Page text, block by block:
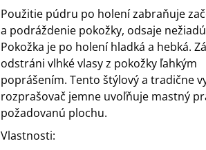
Použitie púdru po holení zabraňuje
a podráždenie pokožky, odsaje
Pokožka je po holení hladká a hebká.
odstráni vlhké vlasy z pokožky ľahkým
poprášením. Tento štýlový a tradične
rozprašovač jemne uvoľňuje mastný
požadovanú plochu.
Vlastnosti: